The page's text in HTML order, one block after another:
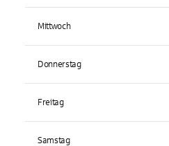
Mittwoch
Donnerstag
Freitag
Samstag